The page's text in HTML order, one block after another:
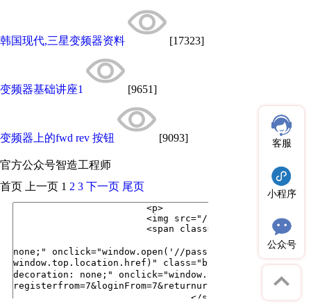
韩国现代,三星变频器资料 [17323]
变频器基础讲座1 [9651]
变频器上的fwd rev 按钮 [9093]
官方公众号智造工程师
客服
小程序
公众号
首页 上一页 1 2 3 下一页 尾页